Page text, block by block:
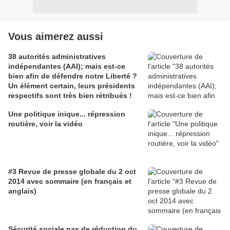
Vous aimerez aussi
38 autorités administratives
indépendantes (AAI); mais est-ce
bien afin de défendre notre Liberté ?
Un élément certain, leurs présidents
respectifs sont très bien rétribués !
Une politique inique... répression
routière, voir la vidéo
#3 Revue de presse globale du 2 oct
2014 avec sommaire (en français et
anglais)